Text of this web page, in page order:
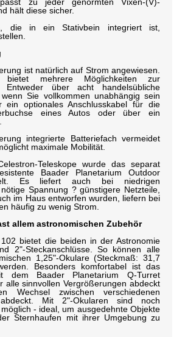
zu jeder genormten Vixen-(V)-
hält diese sicher.
die in ein Stativbein integriert ist,
ist natürlich auf Strom angewiesen.
bietet mehrere Möglichkeiten zur
Entweder über acht handelsübliche
Sie vollkommen unabhängig sein
ein optionales Anschlusskabel für die
eines Autos oder über ein
integrierte Batteriefach vermeidet
maximale Mobilität.
Teleskope wurde das separat
Baader Planetarium Outdoor
Es liefert auch bei niedrigen
Spannung ? günstigere Netzteile,
im Haus entworfen wurden, liefern bei
häufig zu wenig Strom.
allem astronomischen Zubehör
bietet die beiden in der Astronomie
2"-Steckanschlüsse. So können alle
1,25"-Okulare (Steckmaß: 31,7
Besonders komfortabel ist das
dem Baader Planetarium Q-Turret
alle sinnvollen Vergrößerungen abdeckt
Wechsel zwischen verschiedenen
abdeckt. Mit 2"-Okularen sind noch
- ideal, um ausgedehnte Objekte
Sternhaufen mit ihrer Umgebung zu